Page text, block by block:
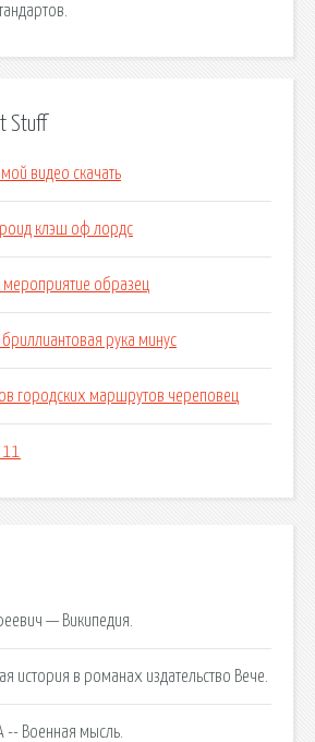
Stuff
видео скачать
клэш оф лордс
мероприятие образец
рука минус
городских маршрутов череповец
11
— Википедия.
история в романах издательство Вече.
-- Военная мысль.